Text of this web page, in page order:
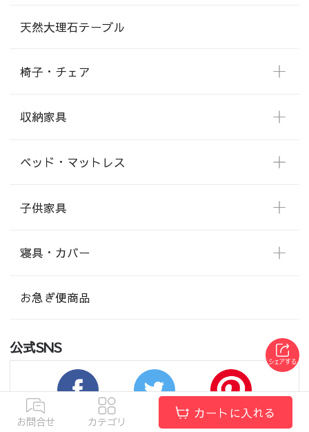
天然大理石テーブル
椅子・チェア
収納家具
ベッド・マットレス
子供家具
寝具・カバー
お急ぎ便商品
公式SNS
SNS 最新情報、お得なキャンペーンはSNSで発信しています。
お問合せ カテゴリ
カートに入れる